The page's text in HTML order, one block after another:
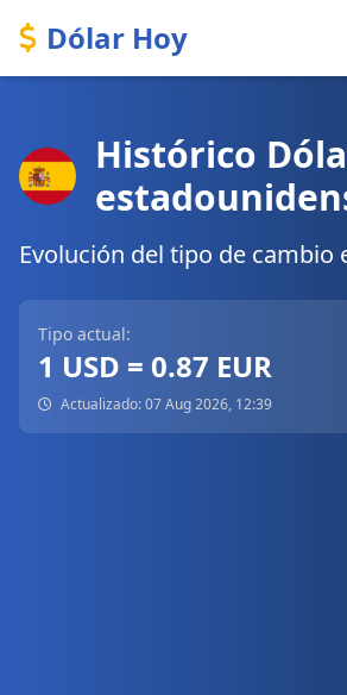
Dólar Hoy
Histórico
Evolución del tipo de cambio
Tipo actual:
1 USD = 0.87 EUR
Actualizado: 07 Aug 2026, 12:39